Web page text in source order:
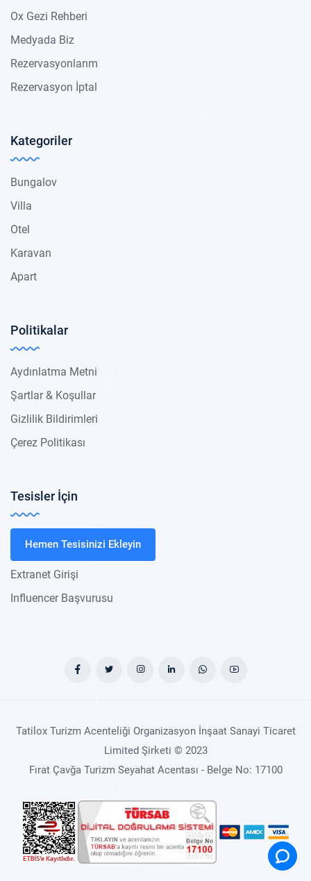
Ox Gezi Rehberi
Medyada Biz
Rezervasyonlarım
Rezervasyon İptal
Kategoriler
Bungalov
Villa
Otel
Karavan
Apart
Politikalar
Aydınlatma Metni
Şartlar & Koşullar
Gizlilik Bildirimleri
Çerez Politikası
Tesisler İçin
Hemen Tesisinizi Ekleyin
Extranet Girişi
Influencer Başvurusu
Tatilox Turizm Acenteliği Organizasyon İnşaat Sanayi Ticaret
Limited Şirketi © 2023
Fırat Çavğa Turizm Seyahat Acentası - Belge No: 17100